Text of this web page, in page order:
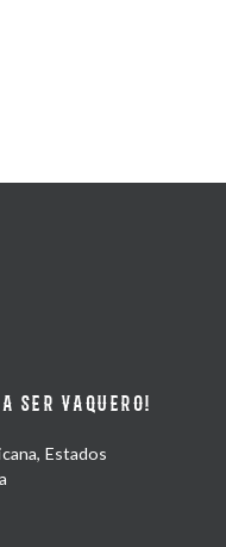
SER VAQUERO!
Estados